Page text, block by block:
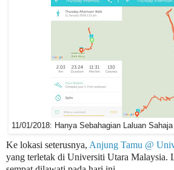
11/01/2018: Hanya Sebahagian Laluan
Ke lokasi seterusnya, Anjung Tamu @
yang terletak di Universiti Utara Malaysia.